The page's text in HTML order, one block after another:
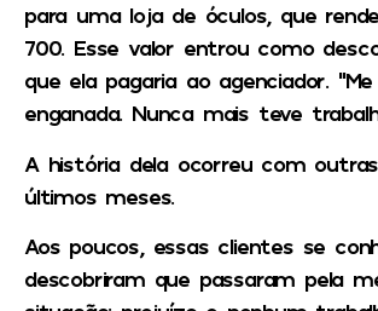
para uma loja de óculos, que
700. Esse valor entrou como
que ela pagaria ao agenciador.
enganada. Nunca mais teve
A história dela ocorreu com
últimos meses.
Aos poucos, essas clientes se
descobriram que passaram pela